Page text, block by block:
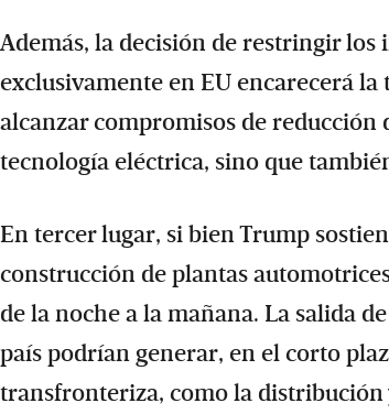
Además, la decisión de restringir
exclusivamente en EU encarecerá
alcanzar compromisos de reducción
tecnología eléctrica, sino que
En tercer lugar, si bien Trump
construcción de plantas
de la noche a la mañana. La salida
país podrían generar, en el corto
transfronteriza, como la distribución